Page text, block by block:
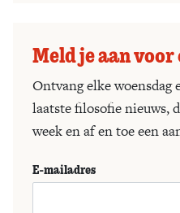
Meld je aan
Ontvang elke
laatste filosofie nieuws,
week en af en toe een
E-mailadres